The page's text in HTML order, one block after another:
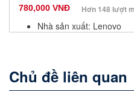
780,000 VNĐ Hơn 148 lượt
Nhà sản xuất: Lenovo
Chủ đề liên quan